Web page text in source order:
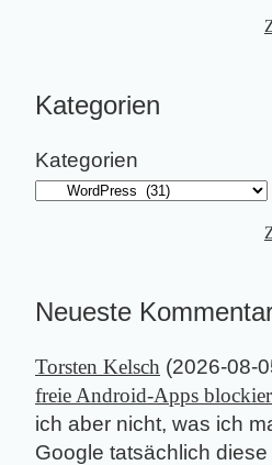
Kategorien
Kategorien
Neueste
Torsten Kelsch (2026-08-
freie Android-Apps
ich aber nicht, was ich
Google tatsächlich